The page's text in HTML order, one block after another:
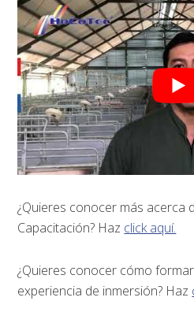
¿Quieres conocer más acerca
Capacitación? Haz click aquí.
¿Quieres conocer cómo
experiencia de inmersión? Haz